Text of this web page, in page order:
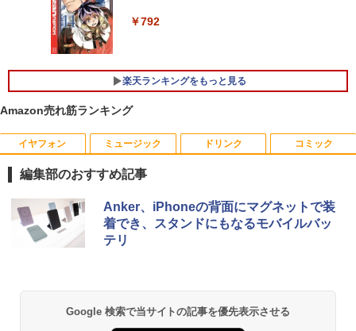
無料 中古パソコン
＼8月限定エントリーでP10倍／【中古】
Lenovo レノボ ThinkPad L390 20NSS2
5A00 Core i5 8世代 メモリー8GB 高速S
SD256GB 整備済み品 pc win11 os 中古
パソコン すぐ使える オフィス付きPC 送
料無料
￥22,770
￥124,800
5
デスクトップPC Ryzen7 5700G メモリ1
6GB SSD1TB B550 グラボなし
￥148,700
ーカー・ヘッドホン端子 Acer Display
￥16,600
5
5年間フル保証ディスプレイ 243B9/11 [2
3.8型ワイド液晶ディスプレイ 5年フル保
証(USB-C)]
￥16,980
￥792
楽天ランキングをもっと見る
Amazon売れ筋ランキング
イヤフォン
Anker Soundcore P40i オフホワイト
￥7,990
ミュージック
BRUCE WAYNE feat. Flo Milli, ATL Jacob
[Explicit]
￥250
[Explicit]
ドリンク
【Amazon.co.jp限定】 い・ろ・は・す 2L P
ET ラベルレス ×8本
￥1,112
富士山の天然水 バナジウム含有 水 ミネラル
ウォーター ペットボトル 静岡県産 500ミリリ
コミック
薬屋のひとりごと 17巻 (デジタル版ビッグガ
ンガンコミックス)
￥770
エース)
編集部のおすすめ記事
Anker、iPhoneの背面にマグネットで装
着でき、スタンドにもなるモバイルバッ
テリ
Google 検索で当サイトの記事を優先表示させる